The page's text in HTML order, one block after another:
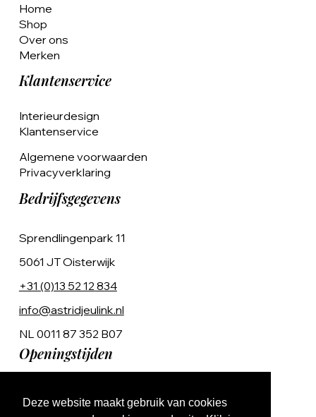
Deze website maakt gebruik van cookies
Home
Shop
Over ons
Merken
Klantenservice
Interieurdesign
Klantenservice
Algemene voorwaarden
Privacyverklaring
Bedrijfsgegevens
Sprendlingenpark 11
5061 JT Oisterwijk
+31 (0)13 52 12 834
info@astridjeulink.nl
NL 0011 87 352 B07
Openingstijden